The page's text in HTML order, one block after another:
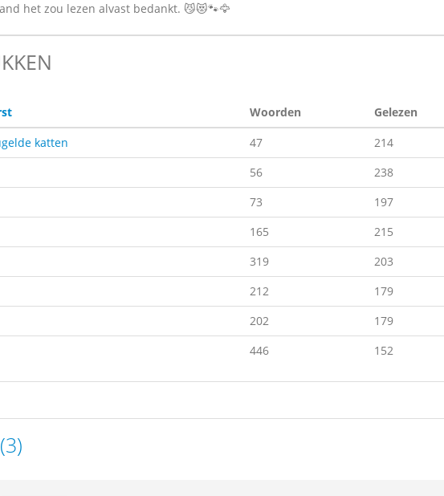
het zou lezen alvast bedankt. 😼😻🐾🦅
Woorden Gelezen
katten
47 214
56 238
73 197
165 215
319 203
212 179
202 179
446 152